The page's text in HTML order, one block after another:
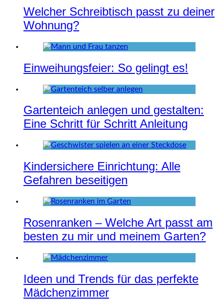
Welcher Schreibtisch passt zu deiner
Wohnung?
Einweihungsfeier: So gelingt es!
Gartenteich anlegen und gestalten:
Eine Schritt für Schritt Anleitung
Kindersichere Einrichtung: Alle
Gefahren beseitigen
Rosenranken – Welche Art passt am
besten zu mir und meinem Garten?
Ideen und Trends für das perfekte
Mädchenzimmer